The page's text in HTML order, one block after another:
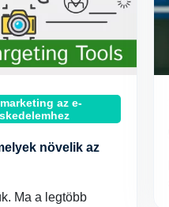
az e-
növelik az
Ma a legtöbb